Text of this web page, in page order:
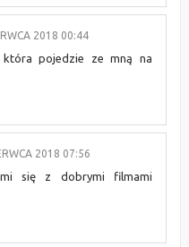
2018 00:44
pojedzie ze mną na
2018 07:56
się z dobrymi filmami